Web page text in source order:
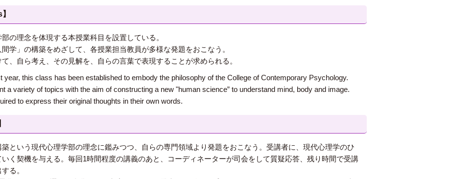
の理念を体現する本授業科目を設置している。
学」の構築をめざして、各授業担当教員が多様な発題をおこなう。
、自ら考え、その見解を、自らの言葉で表現することが求められる。
this class has been established to embody the philosophy of the College of Contemporary Psychology.
a variety of topics with the aim of constructing a new "human science” to understand mind, body and image.
to express their original thoughts in their own words.
という現代心理学部の理念に鑑みつつ、自らの専門領域より発題をおこなう。受講者に、現代心理学のひ
く契機を与える。毎回1時間程度の講義のあと、コーディネーターが司会をして質疑応答、残り時間で受講
る。